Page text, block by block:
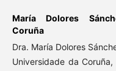
María Dolores
Coruña
Dra. María Dolores
Universidade da